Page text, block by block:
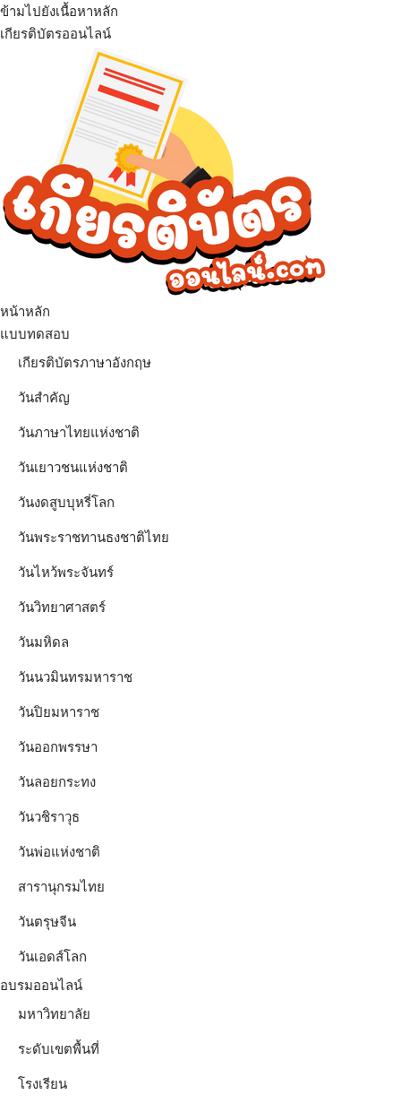
ข้ามไปยังเนื้อหาหลัก
เกียรติบัตรออนไลน์
เมนู
หน้าหลัก
แบบทดสอบ
เกียรติบัตรภาษาอังกฤษ
วันสำคัญ
วันภาษาไทยแห่งชาติ
วันเยาวชนแห่งชาติ
วันงดสูบบุหรี่โลก
วันพระราชทานธงชาติไทย
วันไหว้พระจันทร์​
วันวิทยาศาสตร์
วันมหิดล
วันนวมินทรมหาราช
วันปิยมหาราช
วันออกพรรษา
วันลอยกระทง
วันวชิราวุธ
วันพ่อแห่งชาติ
สารานุกรมไทย
วันตรุษจีน
วันเอดส์โลก
อบรมออนไลน์
มหาวิทยาลัย
ระดับเขตพื้นที่
โรงเรียน